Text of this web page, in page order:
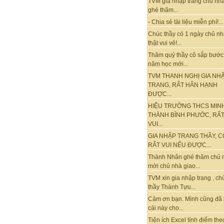
ghé thăm...
- Chia sẻ tài liệu miễn phí!...
Chúc thầy có 1 ngày chủ
thật vui vẻ!...
Thăm quý thầy cô sắp
năm học mới...
TVM THANH NGHỊ GIA
TRANG, RẤT HÂN HẠNH
ĐƯỢC...
HIỆU TRƯỞNG THCS
THÀNH BÌNH PHƯỚC, RẤT
VUI...
GIA NHẬP TRANG THẦY,
RẤT VUI NẾU ĐƯỢC...
Thành Nhân ghé thăm chủ
mời chủ nhà giao...
TVM xin gia nhập trang ,
thầy Thành Tựu...
Cảm ơn bạn. Mình cũng đã
cái này cho...
Tiện ích Excel tính điểm